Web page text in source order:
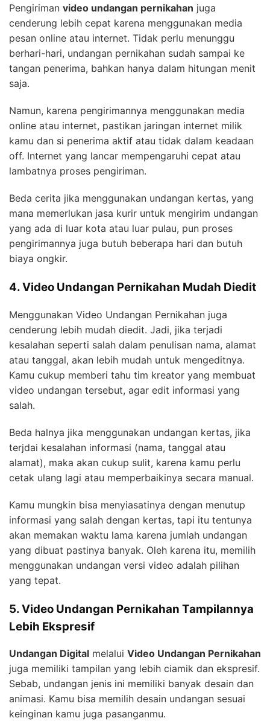
Pengiriman video undangan pernikahan juga
cenderung lebih cepat karena menggunakan media
pesan online atau internet. Tidak perlu menunggu
berhari-hari, undangan pernikahan sudah sampai ke
tangan penerima, bahkan hanya dalam hitungan menit
saja.
Namun, karena pengirimannya menggunakan media
online atau internet, pastikan jaringan internet milik
kamu dan si penerima aktif atau tidak dalam keadaan
off. Internet yang lancar mempengaruhi cepat atau
lambatnya proses pengiriman.
Beda cerita jika menggunakan undangan kertas, yang
mana memerlukan jasa kurir untuk mengirim undangan
yang ada di luar kota atau luar pulau, pun proses
pengirimannya juga butuh beberapa hari dan butuh
biaya ongkir.
4. Video Undangan Pernikahan Mudah Diedit
Menggunakan Video Undangan Pernikahan juga
cenderung lebih mudah diedit. Jadi, jika terjadi
kesalahan seperti salah dalam penulisan nama, alamat
atau tanggal, akan lebih mudah untuk mengeditnya.
Kamu cukup memberi tahu tim kreator yang membuat
video undangan tersebut, agar edit informasi yang
salah.
Beda halnya jika menggunakan undangan kertas, jika
terjdai kesalahan informasi (nama, tanggal atau
alamat), maka akan cukup sulit, karena kamu perlu
cetak ulang lagi atau memperbaikinya secara manual.
Kamu mungkin bisa menyiasatinya dengan menutup
informasi yang salah dengan kertas, tapi itu tentunya
akan memakan waktu lama karena jumlah undangan
yang dibuat pastinya banyak. Oleh karena itu, memilih
menggunakan undangan versi video adalah pilihan
yang tepat.
5. Video Undangan Pernikahan Tampilannya
Lebih Ekspresif
Undangan Digital melalui Video Undangan Pernikahan
juga memiliki tampilan yang lebih ciamik dan ekspresif.
Sebab, undangan jenis ini memiliki banyak desain dan
animasi. Kamu bisa memilih desain undangan sesuai
keinginan kamu juga pasanganmu.